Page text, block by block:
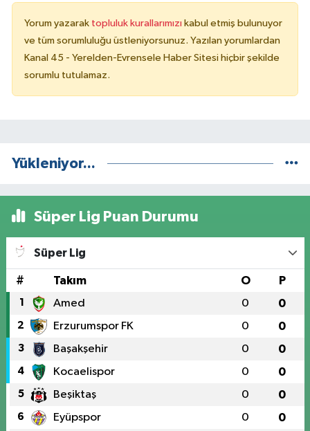
Yorum yazarak topluluk kurallarımızı kabul etmiş bulunuyor
ve tüm sorumluluğu üstleniyorsunuz. Yazılan yorumlardan
Kanal 45 - Yerelden-Evrensele Haber Sitesi hiçbir şekilde
sorumlu tutulamaz.
Yükleniyor...
Süper Lig Puan Durumu
Süper Lig
# Takım O P
1 Amed 0 0
2 Erzurumspor FK 0 0
3 Başakşehir 0 0
4 Kocaelispor 0 0
5 Beşiktaş 0 0
6 Eyüpspor 0 0